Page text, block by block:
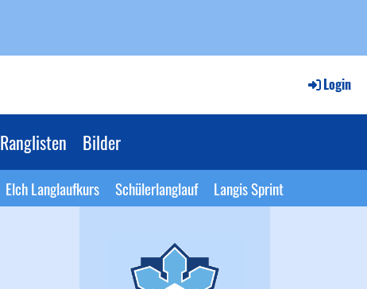
Login
Ranglisten Bilder
Elch Langlaufkurs Schülerlanglauf Langis Sprint